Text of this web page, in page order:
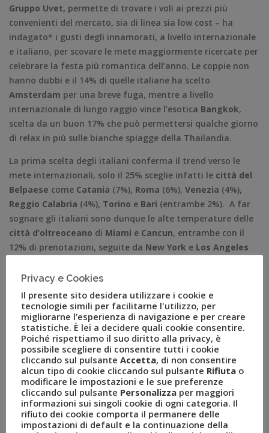
Gruppo Uvet, permette di trovare i voli ai prezzi più
convenienti del mercato, sia di linea sia low cost – ha
indagato* i gusti degli innamorati, a livello internazionale
e italiano, per scovare le mete maggiormente ricercate per
celebrare la festa più romantica dell’anno. Le coppie non
hanno dubbi e il 14% di quelle italiane ha scelto
Amsterdam per una breve fuga, mentre a livello
internazionale di lungo raggio vince l’esotica Bangkok,
scelta da un buon 17% che può permettersi qualche giorno
di relax in più sulle bianche spiagge della Thailandia.
La prima scelta degli italiani conferma il trend verso le
mete internazionali, solo il 25% sceglie infatti le città del
Belpaese come Catania (7%), Roma (6%), Venezia (4%),
Reggio Calabria (4%), Torino e Bari (entrambe 2%). A far
sognare gli italiani sono dunque le alte temperature delle
città d’oltreoceano di Miami e Cancun, entrambe con il
12% di prenotazioni, seguite da New York e Los Angeles
(4%),Helsinki ,Dubai,Tirana
mentre
San Francisco
accoglie il 2% delle coppie italiane
che hanno scelto di volare questo San Valentino.
A livello internazionale il 32% sceglie invece lecittà
europee. A seguireAmsterdam(12%), non poteva certo
mancareParigi(8%), mentreViennae la meta dell’anno
2017,Lisbona , sono state scelte entrambe dal 6% delle
coppie. LaThailandiaè scelta dal 26% degli amanti di
tutto il mondo, che si dividono traBangkok(17%) e
Phuket(9%). Il romanticismo è di casa a San Valentino
anche aMiami(11%),Cancun (10%),Dubai(9%),New York
Privacy e Cookies
Il presente sito desidera utilizzare i cookie e
tecnologie simili per facilitarne l'utilizzo, per
migliorarne l’esperienza di navigazione e per creare
statistiche. È lei a decidere quali cookie consentire.
Poiché rispettiamo il suo diritto alla privacy, è
possibile scegliere di consentire tutti i cookie
cliccando sul pulsante Accetta, di non consentire
alcun tipo di cookie cliccando sul pulsante Rifiuta o
modificare le impostazioni e le sue preferenze
cliccando sul pulsante Personalizza per maggiori
informazioni sui singoli cookie di ogni categoria. Il
rifiuto dei cookie comporta il permanere delle
impostazioni di default e la continuazione della